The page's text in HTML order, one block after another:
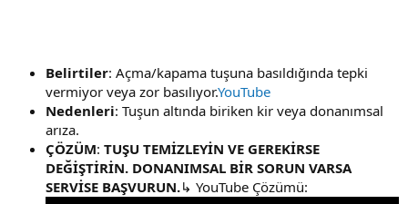
Belirtiler: Açma/kapama tuşuna basıldığında tepki
vermiyor veya zor basılıyor.YouTube
Nedenleri: Tuşun altında biriken kir veya donanımsal
arıza.
ÇÖZÜM: TUŞU TEMİZLEYİN VE GEREKİRSE
DEĞİŞTİRİN. DONANIMSAL BİR SORUN VARSA
SERVİSE BAŞVURUN.↳ YouTube Çözümü: